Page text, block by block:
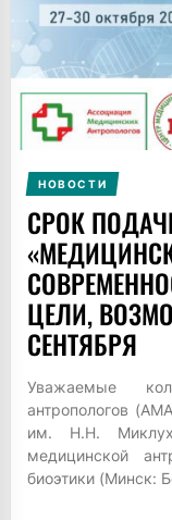
НОВОСТИ
СРОК
ЦЕЛИ,
СЕНТЯБРЯ
Уважаемые
антропологов
им. Н.Н.
медицинской
биоэтики (Минск: